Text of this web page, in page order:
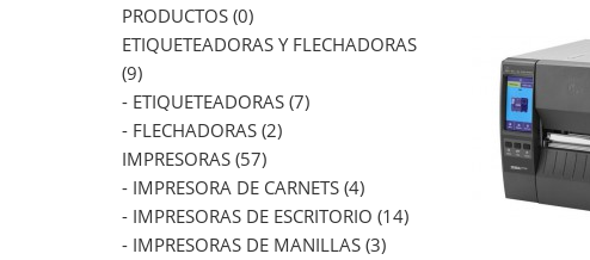
PRODUCTOS (0)
ETIQUETEADORAS Y FLECHADORAS
(9)
- ETIQUETEADORAS (7)
- FLECHADORAS (2)
IMPRESORAS (57)
- IMPRESORA DE CARNETS (4)
- IMPRESORAS DE ESCRITORIO (14)
- IMPRESORAS DE MANILLAS (3)